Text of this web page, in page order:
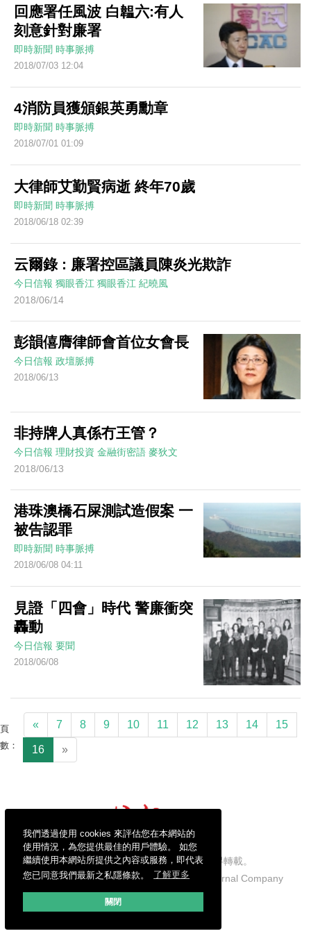
我們透過使用 cookies 來評估您在本網站的
使用情況，為您提供最佳的用戶體驗。 如您
繼續使用本網站所提供之內容或服務，即代表
您已同意我們最新之私隱條款。
了解更多
關閉
回應署任風波 白韞六:有人
刻意針對廉署
即時新聞 時事脈搏
2018/07/03 12:04
4消防員獲頒銀英勇勳章
即時新聞 時事脈搏
2018/07/01 01:09
大律師艾勤賢病逝 終年70歲
即時新聞 時事脈搏
2018/06/18 02:39
云爾錄 : 廉署控區議員陳炎光欺詐
今日信報 獨眼香江 獨眼香江 紀曉風
2018/06/14
彭韻僖膺律師會首位女會長
今日信報 政壇脈搏
2018/06/13
非持牌人真係冇王管？
今日信報 理財投資 金融街密語 麥狄文
2018/06/13
港珠澳橋石屎測試造假案 一
被告認罪
即時新聞 時事脈搏
2018/06/08 04:11
見證「四會」時代 警廉衝突
轟動
今日信報 要聞
2018/06/08
頁
數：
« 7 8 9 10 11 12 13 14 15
16 »
信報財經新聞有限公司版權所有，不得轉載。
Copyright © 2026 Hong Kong Economic Journal Company
Limited. All rights reserved.